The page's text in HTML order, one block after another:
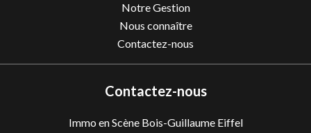
Notre Gestion
Nous connaître
Contactez-nous
Contactez-nous
Immo en Scène Bois-Guillaume Eiffel